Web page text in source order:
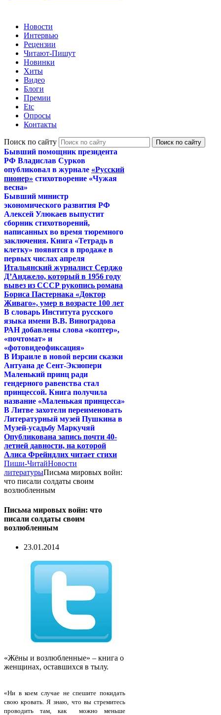
Новости
Интервью
Рецензии
Читают-Пишут
Новинки
Хиты
Видео
Блоги
Премии
Etc
Опросы
Контакты
Поиск по сайту
Бывший помощник президента
РФ Владислав Сурков
опубликовал в журнале «Русский
пионер» стихотворение «Чужая
весна»
Бывший министр
экономического развития РФ
Алексей Улюкаев выпустит
сборник стихотворений,
написанных во время тюремного
заключения. Книга «Тетрадь в
клетку» появится в продаже в
первых числах апреля
Итальянский журналист Серджо
Д’Анджело, который в 1956 году
вывез из СССР рукопись романа
Бориса Пастернака «Доктор
Живаго», умер в возрасте 100 лет
В словарь Института русского
языка имени В.В. Виноградова
РАН добавлены слова «коптер»,
«почтомат» и
«фотовидеофиксация»
В Израиле в новой версии сказки
Антуана де Сент-Экзюпери
Маленький принц ради
гендерного равенства стал
принцессой. Книга получила
название «Маленькая принцесса»
В Литве захотели переименовать
Литературный музей Пушкина в
Музей-усадьбу Маркучяй
Опубликована запись почти 40-
летней давности, на которой
Алиса Фрейндлих читает стихи
Пиши-ЧитайНовости
литературыПисьма мировых войн:
что писали солдаты своим
возлюбленным
Письма мировых войн: что
писали солдаты своим
возлюбленным
23.01.2014
«Жёны и возлюбленные» – книга о
женщинах, оставшихся в тылу.
«Ни в коем случае не спешите покидать
свою кровать. Я знаю, что вы стремитесь
проводить там, как можно меньше